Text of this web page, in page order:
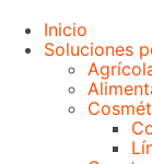
Inicio
Soluciones